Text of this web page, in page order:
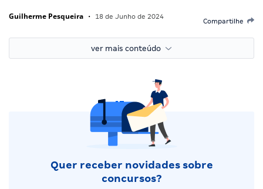
Guilherme Pesqueira • 18 de Junho de 2024
Compartilhe
ver mais conteúdo
Quer receber novidades sobre
concursos?